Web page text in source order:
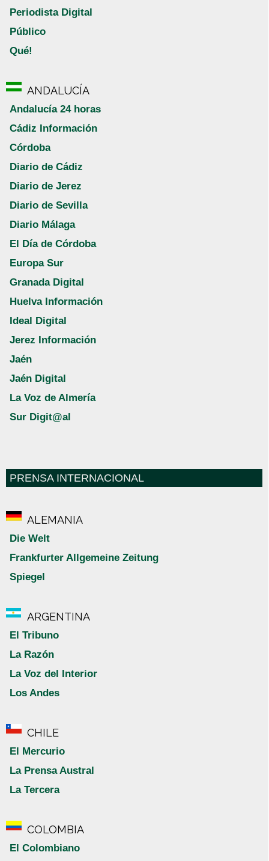
Periodista Digital
Público
Qué!
ANDALUCÍA
Andalucía 24 horas
Cádiz Información
Córdoba
Diario de Cádiz
Diario de Jerez
Diario de Sevilla
Diario Málaga
El Día de Córdoba
Europa Sur
Granada Digital
Huelva Información
Ideal Digital
Jerez Información
Jaén
Jaén Digital
La Voz de Almería
Sur Digit@al
PRENSA INTERNACIONAL
ALEMANIA
Die Welt
Frankfurter Allgemeine Zeitung
Spiegel
ARGENTINA
El Tribuno
La Razón
La Voz del Interior
Los Andes
CHILE
El Mercurio
La Prensa Austral
La Tercera
COLOMBIA
El Colombiano